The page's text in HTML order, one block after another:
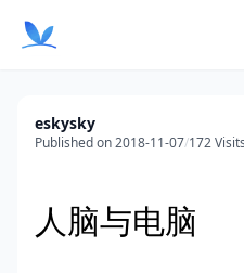
eskysky
Published on 2018-11-07/172 Visits
人脑与电脑